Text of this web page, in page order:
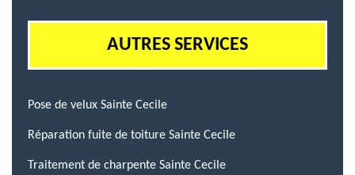
AUTRES SERVICES
Pose de velux Sainte Cecile
Réparation fuite de toiture Sainte Cecile
Traitement de charpente Sainte Cecile